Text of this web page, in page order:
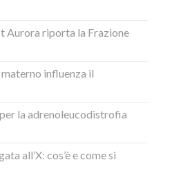
Aurora riporta la Frazione
influenza il
la adrenoleucodistrofia
all’X: cos’è e come si